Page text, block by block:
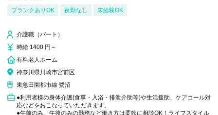
ブランクありOK 夜勤なし 未経験OK
介護職（パート）
時給 1400 円～
有料老人ホーム
神奈川県川崎市宮前区
東急田園都市線 鷺沼
●利用者様の身体介護(食事・入浴・排泄介助等)や生活援助、ケアコール対
応などをおこなっていただきます。
●午前のみ、午後のみの勤務など働き方は柔軟に相談OK！ライフスタイル